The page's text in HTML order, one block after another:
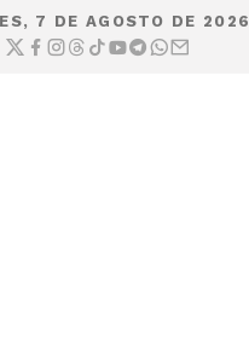
7 DE AGOSTO DE 2026